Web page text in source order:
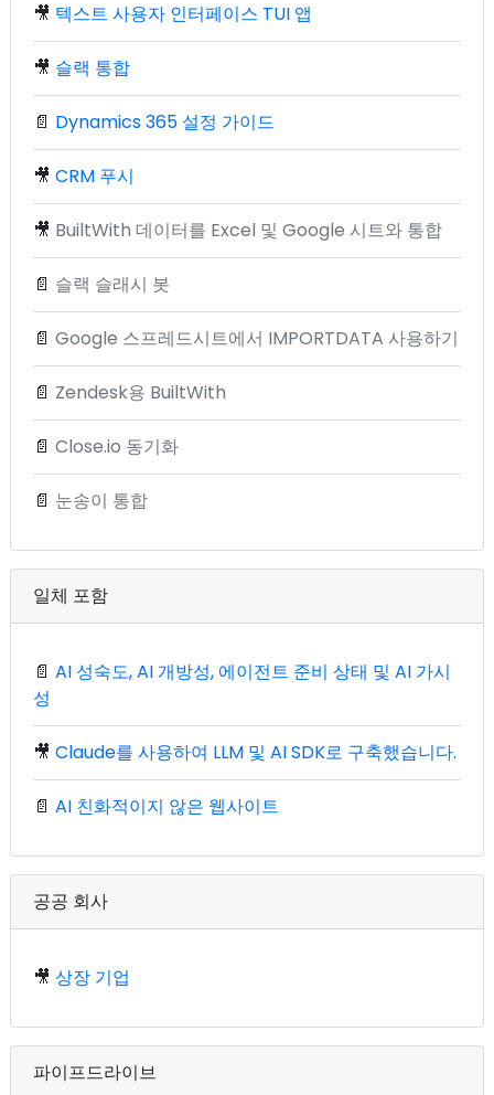
🎥 텍스트 사용자 인터페이스 TUI 앱
🎥 슬랙 통합
📄 Dynamics 365 설정 가이드
🎥 CRM 푸시
🎥 BuiltWith 데이터를 Excel 및 Google 시트와 통합
📄 슬랙 슬래시 봇
📄 Google 스프레드시트에서 IMPORTDATA 사용하기
📄 Zendesk용 BuiltWith
📄 Close.io 동기화
📄 눈송이 통합
일체 포함
📄 AI 성숙도, AI 개방성, 에이전트 준비 상태 및 AI 가시
성
🎥 Claude를 사용하여 LLM 및 AI SDK로 구축했습니다.
📄 AI 친화적이지 않은 웹사이트
공공 회사
🎥 상장 기업
파이프드라이브